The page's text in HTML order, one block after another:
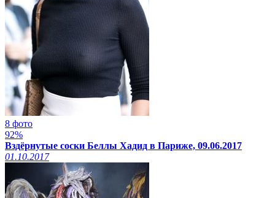
8 фото
92%
Вздёрнутые соски Беллы Хадид в Париже, 09.06.2017
01.10.2017